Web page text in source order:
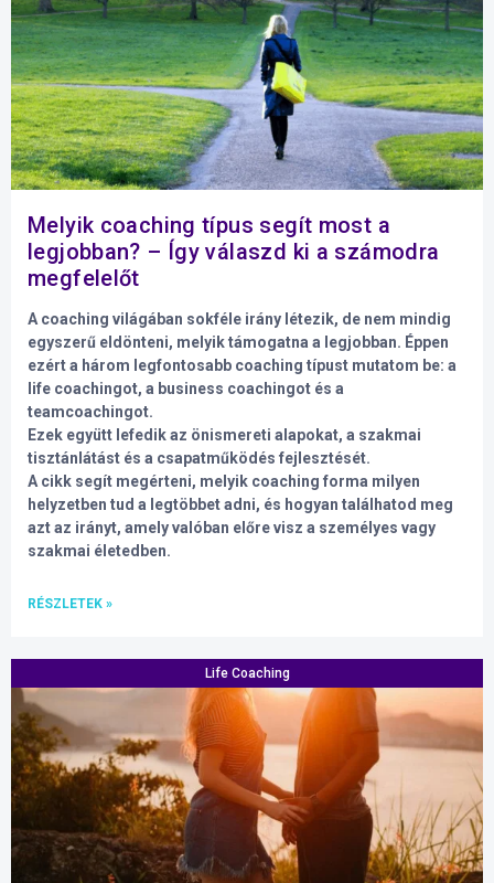
Melyik coaching típus segít most a
legjobban? – Így válaszd ki a számodra
megfelelőt
A coaching világában sokféle irány létezik, de nem mindig
egyszerű eldönteni, melyik támogatna a legjobban. Éppen
ezért a három legfontosabb coaching típust mutatom be: a
life coachingot, a business coachingot és a
teamcoachingot.
Ezek együtt lefedik az önismereti alapokat, a szakmai
tisztánlátást és a csapatműködés fejlesztését.
A cikk segít megérteni, melyik coaching forma milyen
helyzetben tud a legtöbbet adni, és hogyan találhatod meg
azt az irányt, amely valóban előre visz a személyes vagy
szakmai életedben.
RÉSZLETEK »
Life Coaching